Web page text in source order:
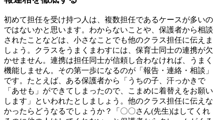
初めて担任を受け持つ人は、複数担任であるケースが多いの
ではないかと思います。わからないことや、保護者から相談
されたことなどは、小さなことでも他のクラス担任に伝えま
しょう。クラスをうまくまわすには、保育士同士の連携が欠
かせません。連携は担任同士が信頼し合わなければ、うまく
機能しません。その第一歩になるのが「報告・連絡・相談」
です。たとえば、ある保護者から「うちの子、汗っかきで
「あせも」ができてしまったので、こまめに着替えをお願い
します」といわれたとしましょう。他のクラス担任に伝えな
かったらどうなるでしょうか？「〇〇さん(先生)はしてくれ